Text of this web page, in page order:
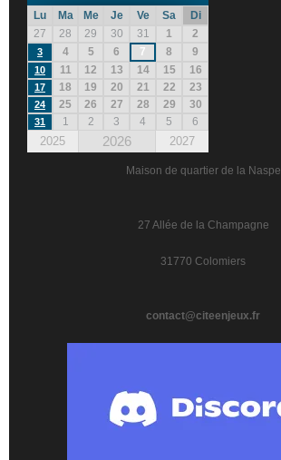
Lu Ma Me Je Ve Sa
Di
27
28 29 30 31 1 2
3 4 5 6 7 8 9
10 11 12 13 14 15 16
17 18 19 20 21 22 23
24 25 26 27 28 29 30
31 1 2 3 4 5 6
2025 2026 2027
Maison de quartier de la Naspe
27 Allée de la Champagne
31770 Colomiers
contact@citeenjeux.fr